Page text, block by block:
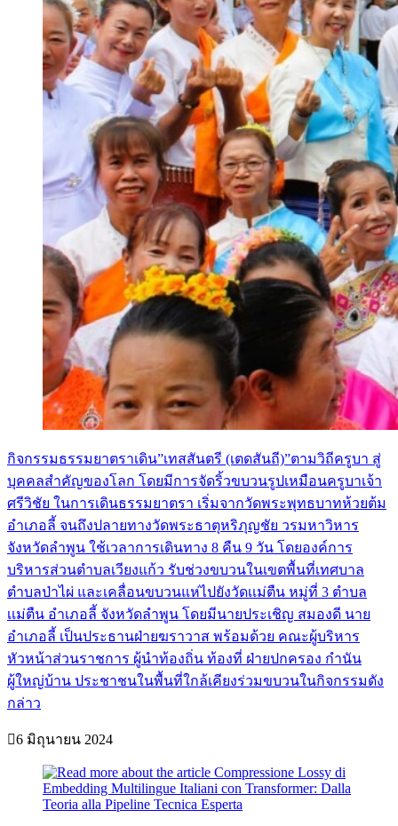
กิจกรรมธรรมยาตราเดิน”เทสสันตรี (เตดสันถี)”ตามวิถีครูบา สู่
บุคคลสำคัญของโลก โดยมีการจัดริ้วขบวนรูปเหมือนครูบาเจ้า
ศรีวิชัย ในการเดินธรรมยาตรา เริ่มจากวัดพระพุทธบาทห้วยต้ม
อำเภอลี้ จนถึงปลายทางวัดพระธาตุหริภุญชัย วรมหาวิหาร
จังหวัดลำพูน ใช้เวลาการเดินทาง 8 คืน 9 วัน โดยองค์การ
บริหารส่วนตำบลเวียงแก้ว รับช่วงขบวนในเขตพื้นที่เทศบาล
ตำบลป่าไผ่ และเคลื่อนขบวนแห่ไปยังวัดเเม่ตืน หมู่ที่ 3 ตำบล
เเม่ตืน อำเภอลี้ จังหวัดลำพูน โดยมีนายประเชิญ สมองดี นาย
อำเภอลี้ เป็นประธานฝ่ายฆราวาส พร้อมด้วย คณะผู้บริหาร
หัวหน้าส่วนราชการ ผู้นำท้องถิ่น ท้องที่ ฝ่ายปกครอง กำนัน
ผู้ใหญ่บ้าน ประชาชนในพื้นที่ใกล้เคียงร่วมขบวนในกิจกรรมดัง
กล่าว
6 มิถุนายน 2024